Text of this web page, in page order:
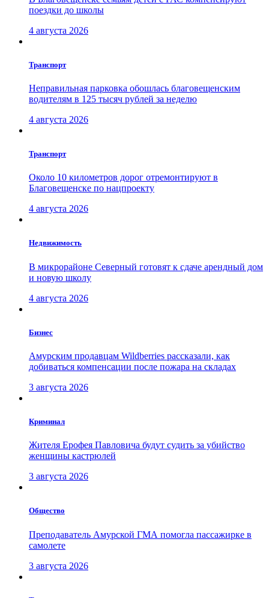
поездки до школы
4 августа 2026
Транспорт
Неправильная парковка обошлась благовещенским
водителям в 125 тысяч рублей за неделю
4 августа 2026
Транспорт
Около 10 километров дорог отремонтируют в
Благовещенске по нацпроекту
4 августа 2026
Недвижимость
В микрорайоне Северный готовят к сдаче арендный дом
и новую школу
4 августа 2026
Бизнес
Амурским продавцам Wildberries рассказали, как
добиваться компенсации после пожара на складах
3 августа 2026
Криминал
Жителя Ерофея Павловича будут судить за убийство
женщины кастрюлей
3 августа 2026
Общество
Преподаватель Амурской ГМА помогла пассажирке в
самолете
3 августа 2026